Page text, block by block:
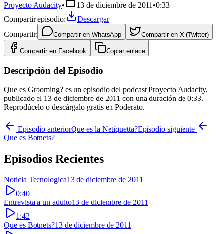
Proyecto Audacity• 13 de diciembre de 2011 •0:33
Compartir episodio:
Descargar
Compartir:
Compartir en WhatsApp Compartir en X (Twitter)
Compartir en Facebook Copiar enlace
Descripción del Episodio
Que es Grooming? es un episodio del podcast Proyecto Audacity,
publicado el 13 de diciembre de 2011 con una duración de 0:33.
Reprodúcelo o descárgalo gratis en Poderato.
Episodio anteriorQue es la Netiquetta?Episodio siguiente
Que es Botnets?
Episodios Recientes
Noticia Tecnologica13 de diciembre de 2011
0:40
Entrevista a un adulto13 de diciembre de 2011
1:42
Que es Botnets?13 de diciembre de 2011